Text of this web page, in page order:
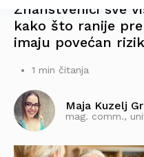
Znanstvenici sve
kako što ranije
imaju povećan
1 min čitanja
Maja Kuzelj
mag. comm.,